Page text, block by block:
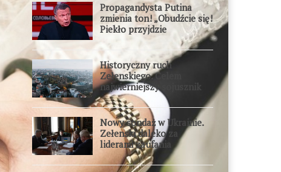
Propagandysta Putina
zmienia ton! „Obudźcie się!
Piekło przyjdzie
błyskawicznie”
Historyczny ruch
Zełenskiego. Celem
najwierniejszy sojusznik
Putina w Europie
Nowy sondaż w Ukrainie.
Zełenski daleko za
liderami zaufania